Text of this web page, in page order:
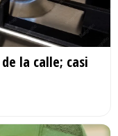
la calle; casi